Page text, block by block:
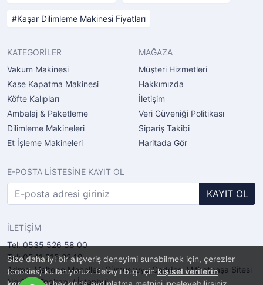
Size daha iyi bir alışveriş deneyimi sunabilmek için, çerezler
(cookies) kullanıyoruz. Detaylı bilgi içinkişisel verilerin
Kaşar Dilimleme Makinesi Fiyatları
KATEGORİLER
Vakum Makinesi
Kase Kapatma Makinesi
Köfte Kalıpları
Ambalaj & Paketleme
Dilimleme Makineleri
Et İşleme Makineleri
MAĞAZA
Müşteri Hizmetleri
Hakkımızda
İletişim
Veri Güveniği Politikası
Sipariş Takibi
Haritada Gör
E-POSTA LİSTESİNE KAYIT OL
KAYIT OL
İLETİŞİM
Tel: 0535 526 58 00
Tel: 0541 215 22 19
Adres: Maltepe Mahellesi Gümüşsuyu Caddesi Mithatpaşa Sitesi
No:2/11 Topkapı / İstanbul